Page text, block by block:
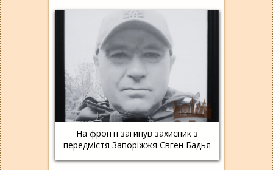
На фронті загинув захисник з
передмістя Запоріжжя Євген Бадья